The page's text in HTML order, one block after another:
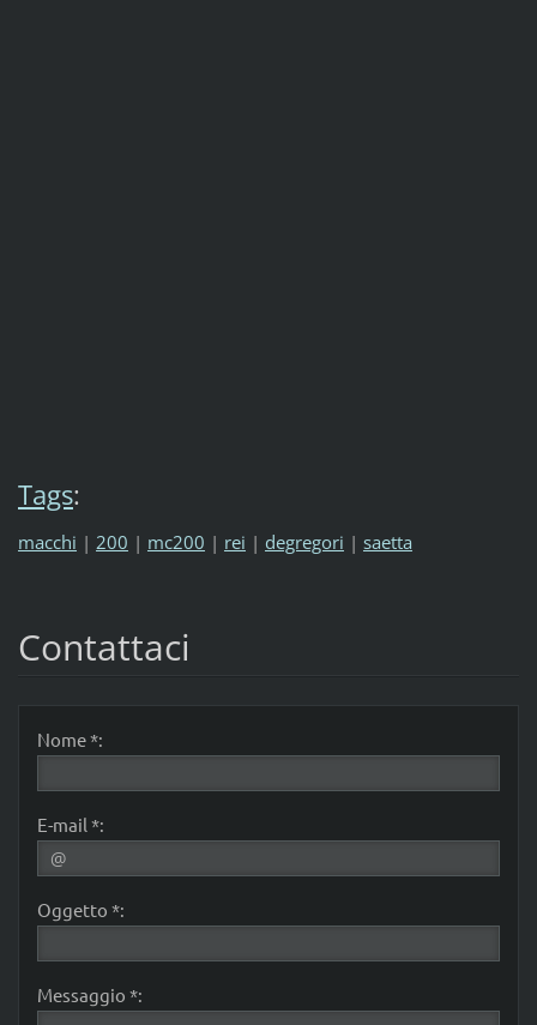
Tags:
macchi | 200 | mc200 | rei | degregori | saetta
Contattaci
Nome *:
E-mail *:
Oggetto *:
Messaggio *: